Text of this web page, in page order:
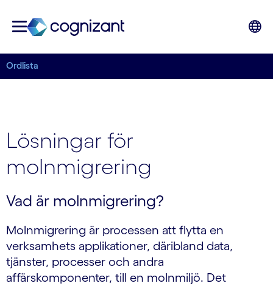
Ordlista
Lösningar för
molnmigrering
Vad är molnmigrering?
Molnmigrering är processen att flytta en
verksamhets applikationer, däribland data,
tjänster, processer och andra
affärskomponenter, till en molnmiljö. Det